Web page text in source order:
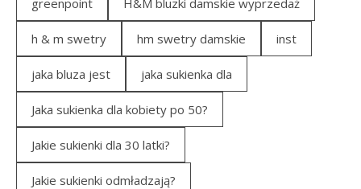
h & m swetry hm swetry damskie inst
jaka bluza jest jaka sukienka dla
Jaka sukienka dla kobiety po 50?
Jakie sukienki dla 30 latki?
Jakie sukienki odmładzają?